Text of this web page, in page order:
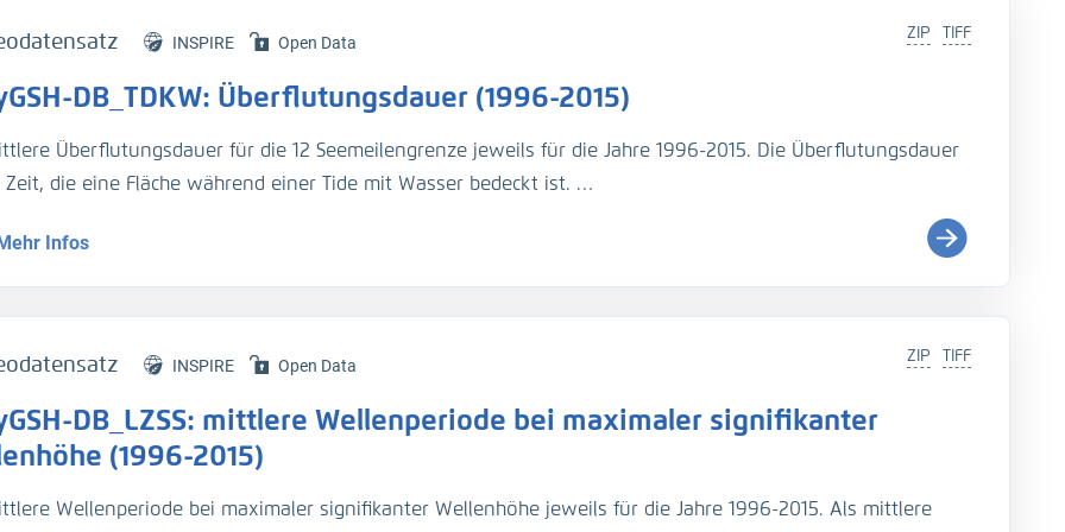
TIFF
ZIP
INSPIRE Open Data
DB_TDKW: Überflutungsdauer (1996-2015)
Überflutungsdauer für die 12 Seemeilengrenze jeweils für die Jahre 1996-2015. Die Überflutungsdauer
Zeit, die eine Fläche während einer Tide mit Wasser bedeckt ist.
Beschreibung der Analysemodi befindet sich im BAWiki (
http://wiki.baw.de/de/index.php/Tidekennwer
).
R., et.al., (2019), Validierungsdokument - EasyGSH-DB - Teil: UnTRIM-SediMorph-Unk, doi:
J., et.al., (2020), Flächenhafte Analysen numerischer Simulationen aus EasyGSH-DB, doi:
R., Plüß, A., Ihde, R., Freund, J., Dreier, N., Nehlsen, E., Schrage, N., Fröhle, P., Kösters, F. (2021): An
Infos
TIFF
ZIP
INSPIRE Open Data
DB_LZSS: mittlere Wellenperiode bei maximaler signifikanter
(1996-2015)
Wellenperiode bei maximaler signifikanter Wellenhöhe jeweils für die Jahre 1996-2015. Als mittlere